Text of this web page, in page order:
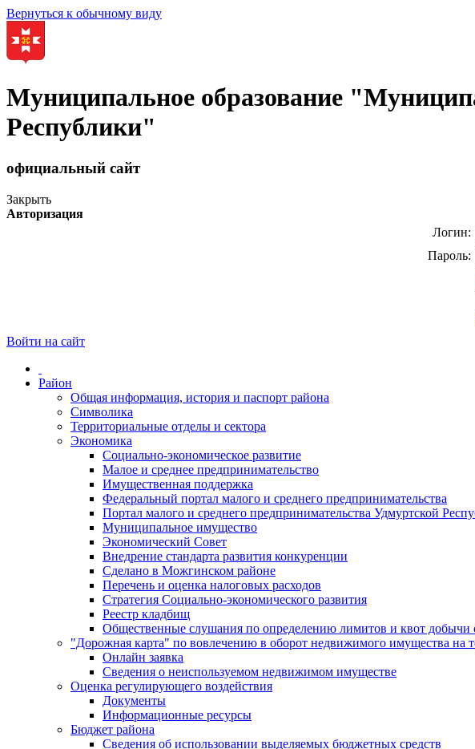
Вернуться к обычному виду
Муниципальное образование
Республики"
официальный сайт
Закрыть
Авторизация
Логин:
Пароль:
Войти на сайт
Район
Общая информация, история и паспорт района
Символика
Территориальные отделы и сектора
Экономика
Социально-экономическое развитие
Малое и среднее предпринимательство
Имущественная поддержка
Федеральный портал малого и среднего предпринимательства
Портал малого и среднего предпринимательства Удмуртской
Муниципальное имущество
Экономический Совет
Внедрение стандарта развития конкуренции
Сделано в Можгинском районе
Перечень и оценка налоговых расходов
Стратегия Социально-экономического развития
Реестр кладбищ
Общественные слушания по определению лимитов и квот добычи
"Дорожная карта" по вовлечению в оборот недвижимого имущества на
Онлайн заявка
Сведения о неиспользуемом недвижимом имуществе
Оценка регулирующего воздействия
Документы
Информационные ресурсы
Бюджет района
Сведения об использовании выделяемых бюджетных средств